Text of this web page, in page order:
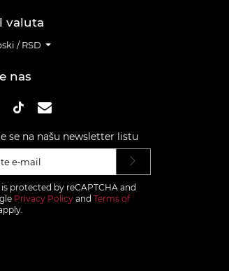
valuta
/ RSD
nas
se na našu newsletter listu
is protected by reCAPTCHA and
Privacy Policy and Terms of